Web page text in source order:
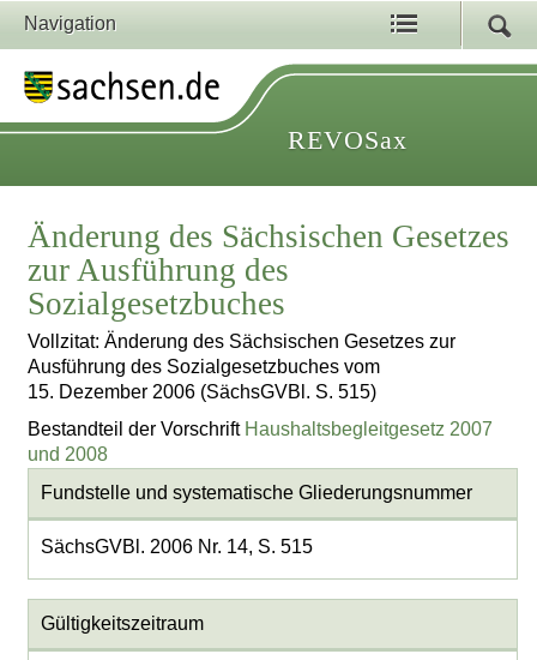
Navigation
REVOSax
Änderung des Sächsischen Gesetzes
zur Ausführung des
Sozialgesetzbuches
Vollzitat: Änderung des Sächsischen Gesetzes zur
Ausführung des Sozialgesetzbuches vom
15. Dezember 2006 (SächsGVBl. S. 515)
Bestandteil der Vorschrift Haushaltsbegleitgesetz 2007
und 2008
Fundstelle und systematische Gliederungsnummer
SächsGVBl. 2006 Nr. 14, S. 515
Gültigkeitszeitraum